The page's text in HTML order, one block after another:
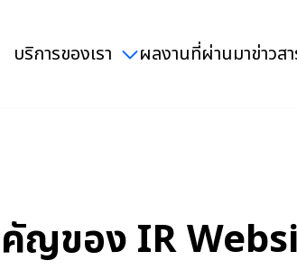
บริการของเรา ผลงานที่ผ่านมาข่าวส
คัญของ IR